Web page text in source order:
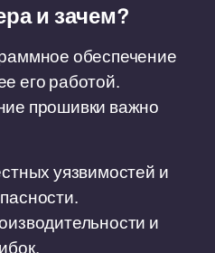
и зачем?
обеспечение
его работой.
прошивки важно
уязвимостей и
и